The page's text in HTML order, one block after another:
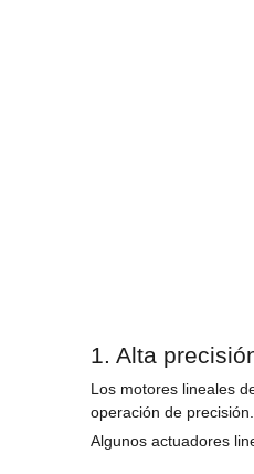
1. Alta
Los motores lineales
operación de precisión.
Algunos actuadores